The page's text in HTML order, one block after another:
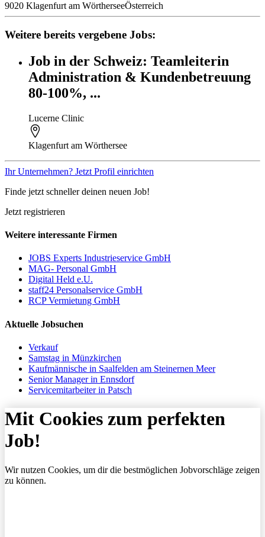
9020 Klagenfurt am WörtherseeÖsterreich
Weitere bereits vergebene Jobs:
Job in der Schweiz: Teamleiterin
Administration & Kundenbetreuung
80-100%, ...
Lucerne Clinic
Klagenfurt am Wörthersee
Ihr Unternehmen? Jetzt Profil einrichten
Finde jetzt schneller deinen neuen Job!
Jetzt registrieren
Weitere interessante Firmen
JOBS Experts Industrieservice GmbH
MAG- Personal GmbH
Digital Held e.U.
staff24 Personalservice GmbH
RCP Vermietung GmbH
Aktuelle Jobsuchen
Verkauf
Samstag in Münzkirchen
Kaufmännische in Saalfelden am Steinernen Meer
Senior Manager in Ennsdorf
Servicemitarbeiter in Patsch
Mit Cookies zum perfekten
Job!
Wir nutzen Cookies, um dir die bestmöglichen Jobvorschläge zeigen
zu können.